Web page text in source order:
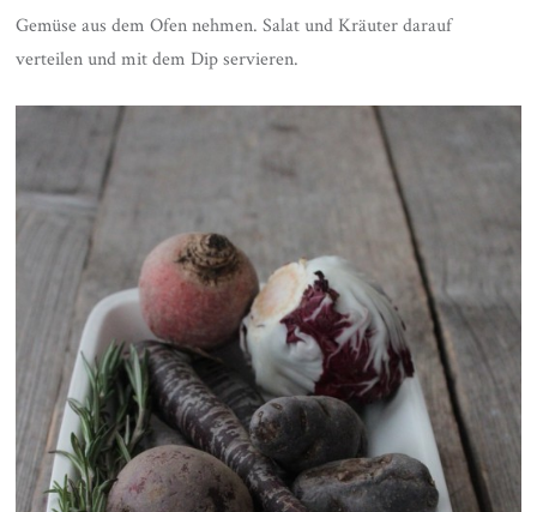
Gemüse aus dem Ofen nehmen. Salat und Kräuter darauf
verteilen und mit dem Dip servieren.